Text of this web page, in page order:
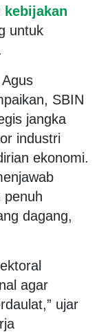
kebijakan
untuk
SBIN
jangka
industri
ekonomi.
penuh
dagang,
agar
ujar